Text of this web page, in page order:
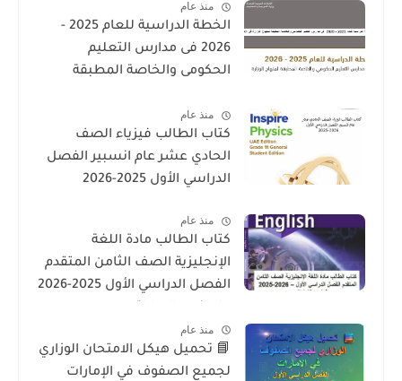
منذ عام
الخطة الدراسية للعام 2025 -
2026 فى مدارس التعليم
الحكومى والخاصة المطبقة
منذ عام
كتاب الطالب فيزياء الصف
الحادي عشر عام انسبير الفصل
الدراسي الأول 2025-2026
منذ عام
كتاب الطالب مادة اللغة
الإنجليزية الصف الثامن المتقدم
الفصل الدراسي الأول 2025-2026
منذ عام
📘 تحميل هيكل الامتحان الوزاري
لجميع الصفوف في الإمارات